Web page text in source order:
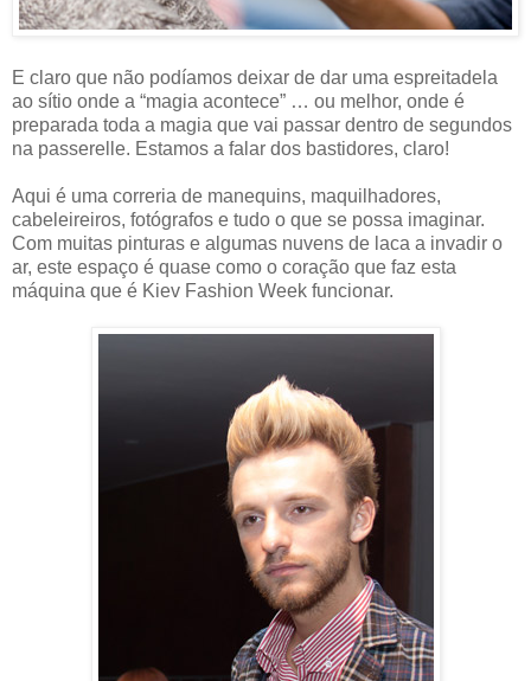
E claro que não podíamos deixar de dar uma espreitadela
ao sítio onde a “magia acontece” … ou melhor, onde é
preparada toda a magia que vai passar dentro de segundos
na passerelle. Estamos a falar dos bastidores, claro!
Aqui é uma correria de manequins, maquilhadores,
cabeleireiros, fotógrafos e tudo o que se possa imaginar.
Com muitas pinturas e algumas nuvens de laca a invadir o
ar, este espaço é quase como o coração que faz esta
máquina que é Kiev Fashion Week funcionar.